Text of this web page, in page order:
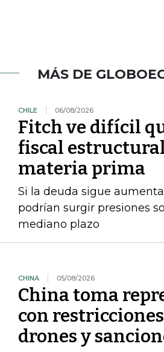
MÁS DE
CHILE 06/08/2026
Fitch ve difícil
fiscal estructural
materia prima
Si la deuda sigue
podrían surgir presiones
mediano plazo
CHINA 05/08/2026
China toma
con
drones y